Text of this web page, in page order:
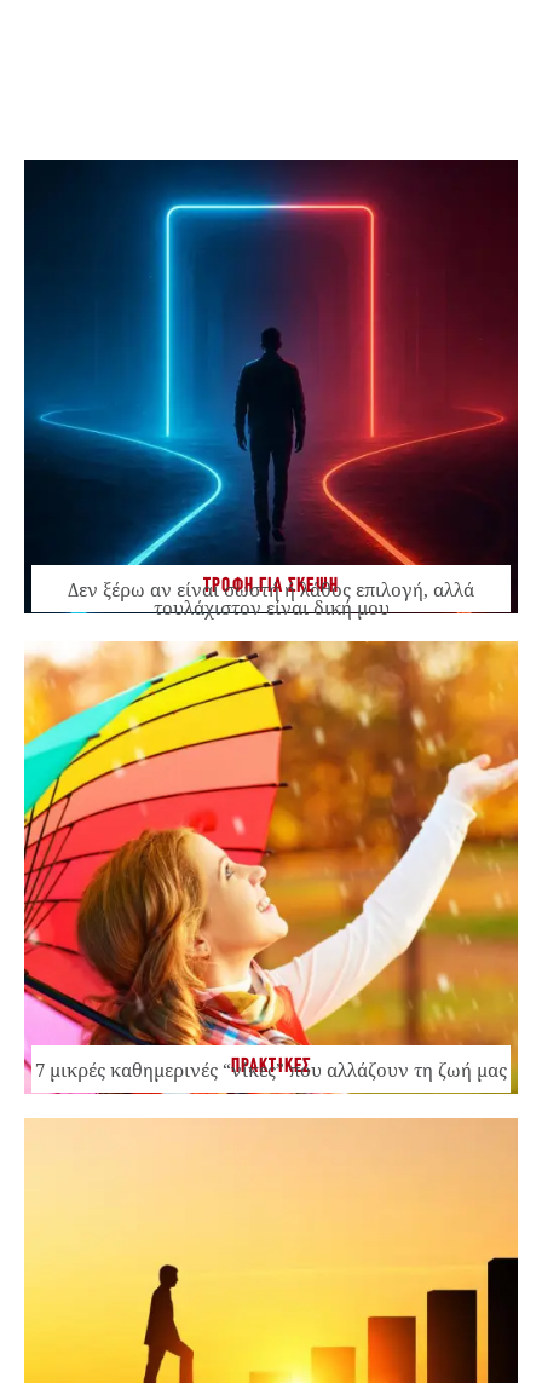
ΤΡΟΦΗ ΓΙΑ ΣΚΕΨΗ
Δεν ξέρω αν είναι σωστή ή λάθος επιλογή, αλλά
τουλάχιστον είναι δική μου
ΠΡΑΚΤΙΚΕΣ
7 μικρές καθημερινές “νίκες” που αλλάζουν τη ζωή μας